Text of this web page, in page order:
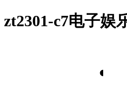
zt2301-c7电子娱